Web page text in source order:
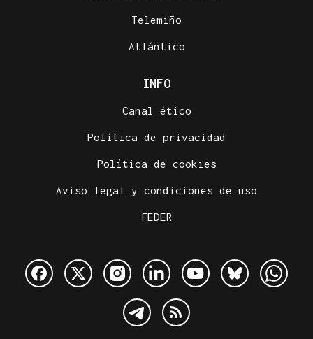
Telemiño
Atlántico
INFO
Canal ético
Política de privacidad
Política de cookies
Aviso legal y condiciones de uso
FEDER